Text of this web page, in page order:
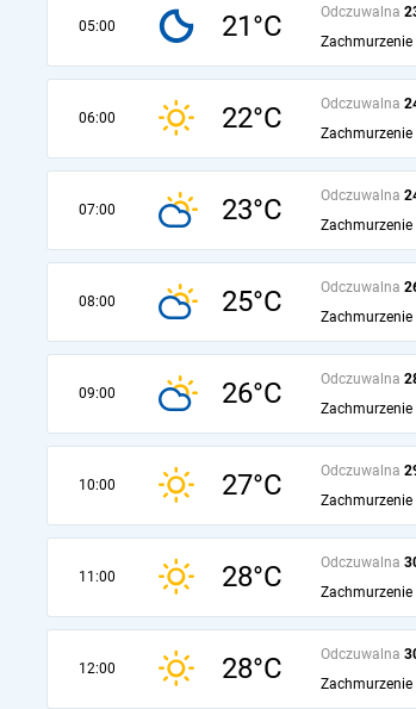
05:00 21°C Odczuwalna
Zachmurzenie
06:00 22°C Odczuwalna
Zachmurzenie
07:00 23°C Odczuwalna
08:00 25°C Odczuwalna
09:00 26°C Odczuwalna
10:00 27°C Odczuwalna
Zachmurzenie
11:00 28°C Odczuwalna
Zachmurzenie
12:00 28°C Odczuwalna
Zachmurzenie